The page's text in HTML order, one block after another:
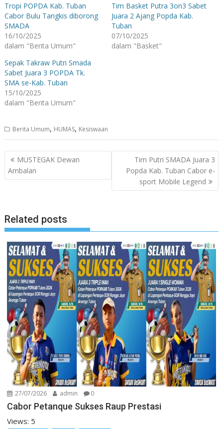
Tropi POPDA Kab. Tuban
Cabor Bulu Tangkis diborong
SMADA
16/10/2025
dalam "Berita Umum"
Tim Basket Putra 3on3 Sabet
Juara 2 Ajang Popda Kab.
Tuban
07/10/2025
dalam "Basket"
Sepak Takraw Putri Smada
Sabet Juara 3 POPDA Tk.
SMA se-Kab. Tuban
15/10/2025
dalam "Berita Umum"
Berita Umum, HUMAS, Kesiswaan
Navigasi
pos
MUSTEGAK Dewan
Ambalan
Tim Putri SMADA Juara 3
Popda Kab. Tuban Cabor e-
sport Mobile Legend
Related posts
27/07/2026 admin 0
Cabor Petanque Sukses Raup Prestasi
Views: 5